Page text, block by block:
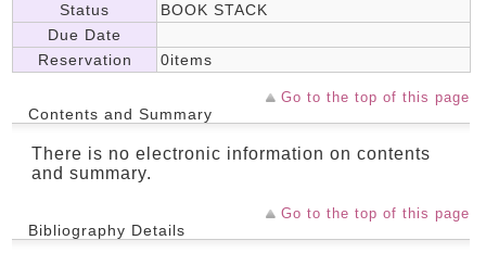
Status
BOOK STACK
Due Date
Reservation
0items
Go to the top of this page
Contents and Summary
There is no electronic information on contents
and summary.
Go to the top of this page
Bibliography Details